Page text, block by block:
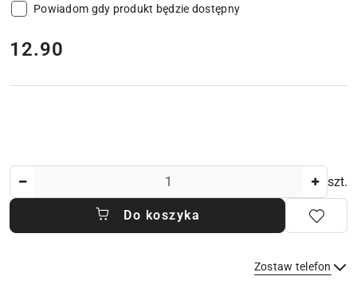
Powiadom gdy produkt będzie dostępny
cena:
12.90
szt.
Do koszyka
Zostaw telefon